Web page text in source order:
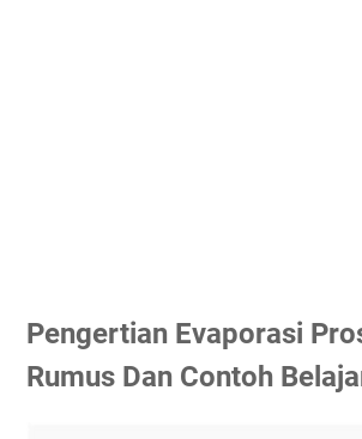
Pengertian Evaporasi
Rumus Dan Contoh